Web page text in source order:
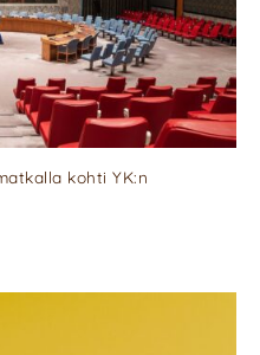
kohti YK:n